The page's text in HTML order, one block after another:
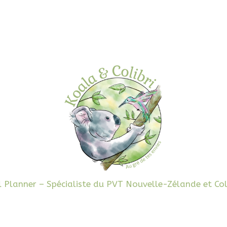
Planner – Spécialiste du PVT Nouvelle-Zélande et